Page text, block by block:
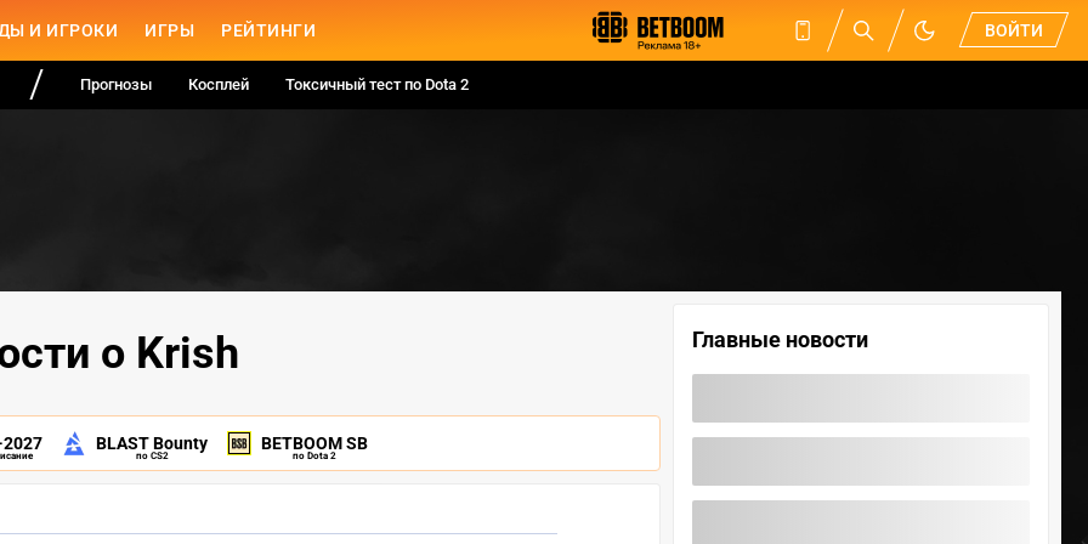
И ИГРОКИ ИГРЫ РЕЙТИНГИ ВОЙТИ
Прогнозы Косплей Токсичный тест по Dota 2
о Krish
BLAST Bounty
по CS2
BETBOOM SB
по Dota 2
Главные новости